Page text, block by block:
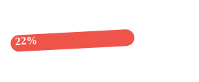
22%